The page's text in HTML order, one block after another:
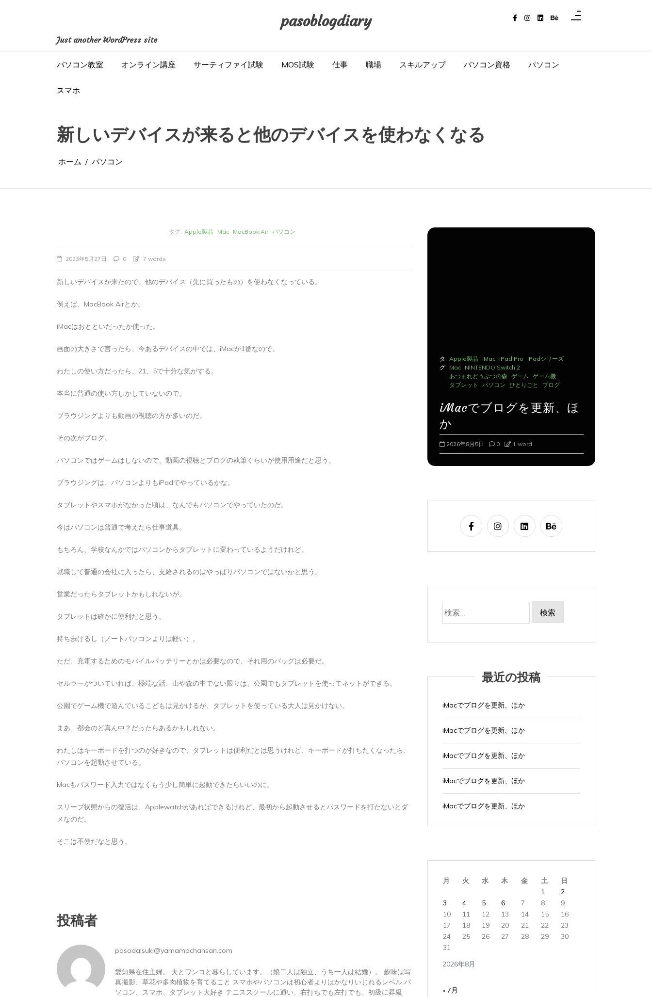
pasoblogdiary
Just another WordPress site
パソコン教室 オンライン講座 サーティファイ試験 MOS試験 仕事 職場 スキルアップ パソコン資格 パソコン
スマホ
新しいデバイスが来ると他のデバイスを使わなくなる
ホーム パソコン
タグ: Apple製品 Mac MacBook Air パソコン
2023年5月27日 0 7 words
新しいデバイスが来たので、他のデバイス（先に買ったもの）を使わなくなっている。
例えば、MacBook Airとか。
iMacはおとといだったか使った。
画面の大きさで言ったら、今あるデバイスの中では、iMacが1番なので。
わたしの使い方だったら、21、5で十分な気がする。
本当に普通の使い方しかしていないので。
ブラウジングよりも動画の視聴の方が多いのだ。
その次がブログ。
パソコンではゲームはしないので、動画の視聴とブログの執筆ぐらいが使用用途だと思う。
ブラウジングは、パソコンよりもiPadでやっているかな。
タブレットやスマホがなかった頃は、なんでもパソコンでやっていたのだ。
今はパソコンは普通で考えたら仕事道具。
もちろん、学校なんかではパソコンからタブレットに変わっているようだけれど。
就職して普通の会社に入ったら、支給されるのはやっぱりパソコンではないかと思う。
営業だったらタブレットかもしれないが。
タブレットは確かに便利だと思う。
持ち歩けるし（ノートパソコンよりは軽い）。
ただ、充電するためのモバイルバッテリーとかは必要なので、それ用のバッグは必要だ。
セルラーがついていれば、極端な話、山や森の中でない限りは、公園でもタブレットを使ってネットができる。
公園でゲーム機で遊んでいるこどもは見かけるが、タブレットを使っている大人は見かけない。
まあ、都会のど真ん中？だったらあるかもしれない。
わたしはキーボードを打つのが好きなので、タブレットは便利だとは思うけれど、キーボードが打ちたくなったら、
パソコンを起動させている。
Macもパスワード入力ではなくもう少し簡単に起動できたらいいのに。
スリープ状態からの復活は、Applewatchがあればできるけれど、最初から起動させるとパスワードを打たないとダ
メなのだ。
そこは不便だなと思う。
投稿者
pasodaisuki@yamamochansan.com
愛知県在住主婦。 夫とワンコと暮らしています。（娘二人は独立、うち一人は結婚）。 趣味は写
真撮影、草花や多肉植物を育てること スマホやパソコンは初心者よりはかなりいじれるレベル パ
ソコン、スマホ、タブレット大好き テニススクールに通い、右打ちでも左打でも、初級に昇級
グ:
Mac
NINTENDO Switch２
あつまれどうぶつの森
ゲーム
ゲーム機
か
タ
グ:
Apple製品 iMac iPad Pro
iPadシリーズ
Mac
NINTENDO Switch２
あつまれどうぶつの森 ゲーム ゲーム機
タブレット
パソコン ひとりごと ブログ
iMacでブログを更新、ほ
か
2026年8月5日 0 1 word
索:
最近の投稿
iMacでブログを更新、ほか
iMacでブログを更新、ほか
iMacでブログを更新、ほか
iMacでブログを更新、ほか
iMacでブログを更新、ほか
2026年8月
月 火 水 木 金 土
日
1
2
3
4 5 6 7 8
9
10
11 12 13 14 15
16
17
18 19 20 21 22
23
24
25 26 27 28 29
30
31
« 7月